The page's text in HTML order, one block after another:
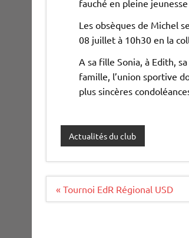
fauché en pleine
Les obsèques de Michel
08 juillet à 10h30 en la
A sa fille Sonia, à Edith,
famille, l’union sportive
plus sincères
Actualités du club
Navigation
« Tournoi EdR Régional USD